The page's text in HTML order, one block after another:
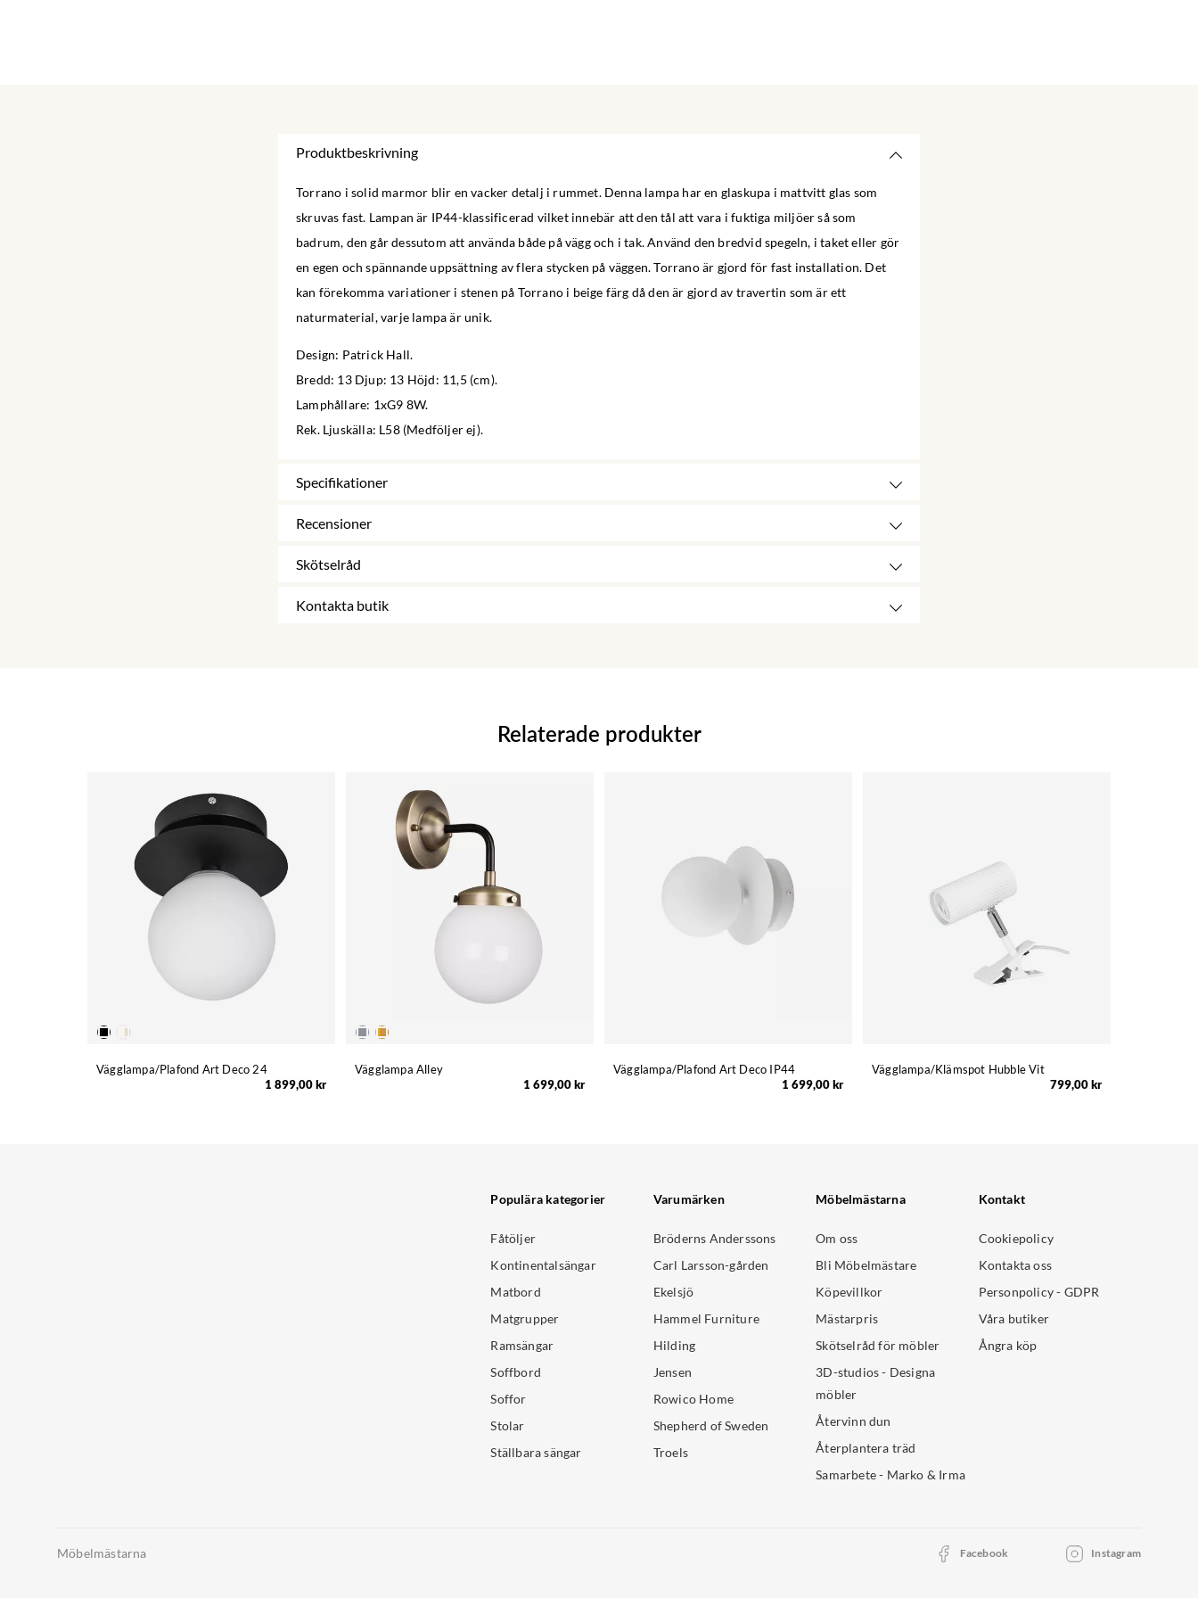
Produktbeskrivning
Torrano i solid marmor blir en vacker detalj i rummet. Denna lampa har en glaskupa i mattvitt glas som
skruvas fast. Lampan är IP44-klassificerad vilket innebär att den tål att vara i fuktiga miljöer så som
badrum, den går dessutom att använda både på vägg och i tak. Använd den bredvid spegeln, i taket eller gör
en egen och spännande uppsättning av flera stycken på väggen. Torrano är gjord för fast installation. Det
kan förekomma variationer i stenen på Torrano i beige färg då den är gjord av travertin som är ett
naturmaterial, varje lampa är unik.
Design: Patrick Hall.
Bredd: 13 Djup: 13 Höjd: 11,5 (cm).
Lamphållare: 1xG9 8W.
Rek. Ljuskälla: L58 (Medföljer ej).
Specifikationer
Recensioner
Skötselråd
Kontakta butik
Relaterade produkter
Vägglampa/Plafond Art Deco 24
1 899,00 kr
Vägglampa Alley
1 699,00 kr
Vägglampa/Plafond Art Deco IP44
1 699,00 kr
Vägglampa/Klämspot Hubble Vit
799,00 kr
Populära kategorier
Fåtöljer
Kontinentalsängar
Matbord
Matgrupper
Ramsängar
Soffbord
Soffor
Stolar
Ställbara sängar
Varumärken
Bröderns Anderssons
Carl Larsson-gården
Ekelsjö
Hammel Furniture
Hilding
Jensen
Rowico Home
Shepherd of Sweden
Troels
Möbelmästarna
Om oss
Bli Möbelmästare
Köpevillkor
Mästarpris
Skötselråd för möbler
3D-studios - Designa
möbler
Återvinn dun
Återplantera träd
Samarbete - Marko & Irma
Kontakt
Cookiepolicy
Kontakta oss
Personpolicy - GDPR
Våra butiker
Ångra köp
Möbelmästarna Facebook Instagram